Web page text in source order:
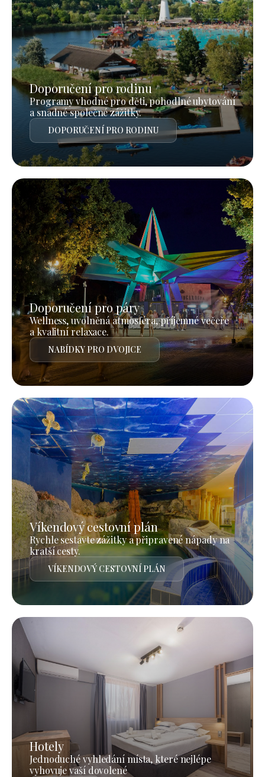
Doporučení pro rodinu
Programy vhodné pro děti, pohodlné ubytování
a snadné společné zážitky.
DOPORUČENÍ PRO RODINU
Doporučení pro páry
Wellness, uvolněná atmosféra, příjemné večeře
a kvalitní relaxace.
NABÍDKY PRO DVOJICE
Víkendový cestovní plán
Rychle sestavte zážitky a připravené nápady na
kratší cesty.
VÍKENDOVÝ CESTOVNÍ PLÁN
Hotely
Jednoduché vyhledání místa, které nejlépe
vyhovuje vaší dovolené